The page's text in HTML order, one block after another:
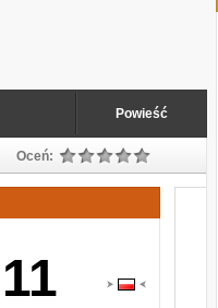
Powieść
Oceń: